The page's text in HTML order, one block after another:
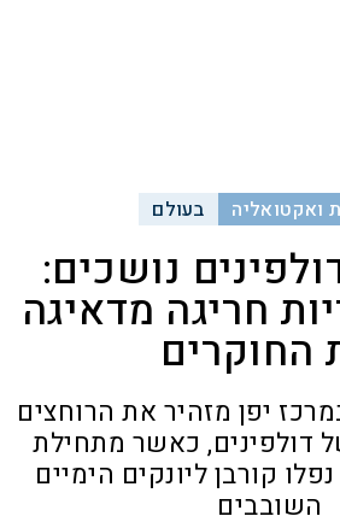
ואקטואליה בעולם
נושכים:
חריגה מדאיגה
החוקרים
יפן מזהיר את הרוחצים
דולפינים, כאשר מתחילת
מהם נפלו קורבן ליונקים הימיים
השובבים